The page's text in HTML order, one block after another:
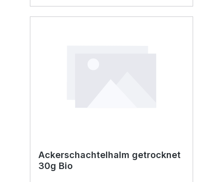
Ackerschachtelhalm getrocknet
30g Bio